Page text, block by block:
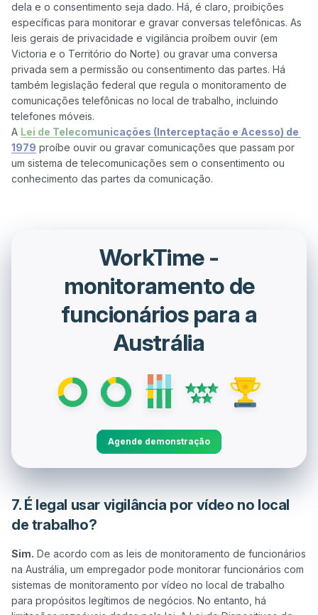
dela e o consentimento seja dado. Há, é claro, proibições
específicas para monitorar e gravar conversas telefônicas. As
leis gerais de privacidade e vigilância proíbem ouvir (em
Victoria e o Território do Norte) ou gravar uma conversa
privada sem a permissão ou consentimento das partes. Há
também legislação federal que regula o monitoramento de
comunicações telefônicas no local de trabalho, incluindo
telefones móveis.
A Lei de Telecomunicações (Interceptação e Acesso) de
1979 proíbe ouvir ou gravar comunicações que passam por
um sistema de telecomunicações sem o consentimento ou
WorkTime -
monitoramento de
funcionários para a
Austrália
Agende demonstração
7. É legal usar vigilância por vídeo no local
de trabalho?
Sim. De acordo com as leis de monitoramento de funcionários
na Austrália, um empregador pode monitorar funcionários com
sistemas de monitoramento por vídeo no local de trabalho
para propósitos legítimos de negócios. No entanto, há